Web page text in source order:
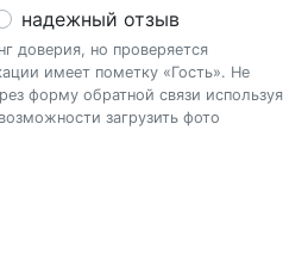
надежный отзыв
доверия, но проверяется
имеет пометку «Гость». Не
форму обратной связи используя
загрузить фото